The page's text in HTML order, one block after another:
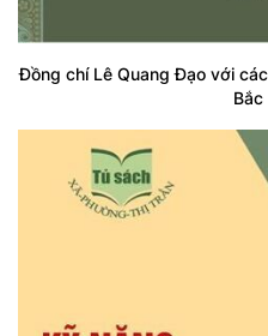
Đồng chí Lê Quang Đạo với
Bắc